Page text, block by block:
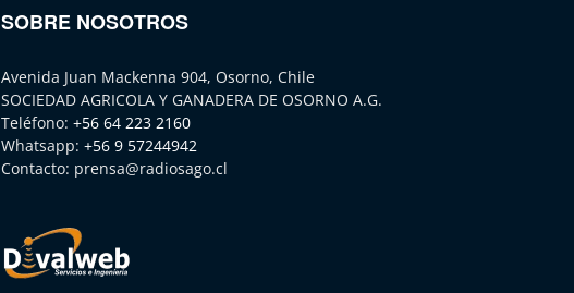
SOBRE NOSOTROS
Avenida Juan Mackenna 904, Osorno, Chile
SOCIEDAD AGRICOLA Y GANADERA DE OSORNO A.G.
Teléfono: +56 64 223 2160
Whatsapp: +56 9 57244942
Contacto: prensa@radiosago.cl